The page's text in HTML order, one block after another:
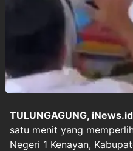
TULUNGAGUNG, iNews.id
satu menit yang
Negeri 1 Kenayan,